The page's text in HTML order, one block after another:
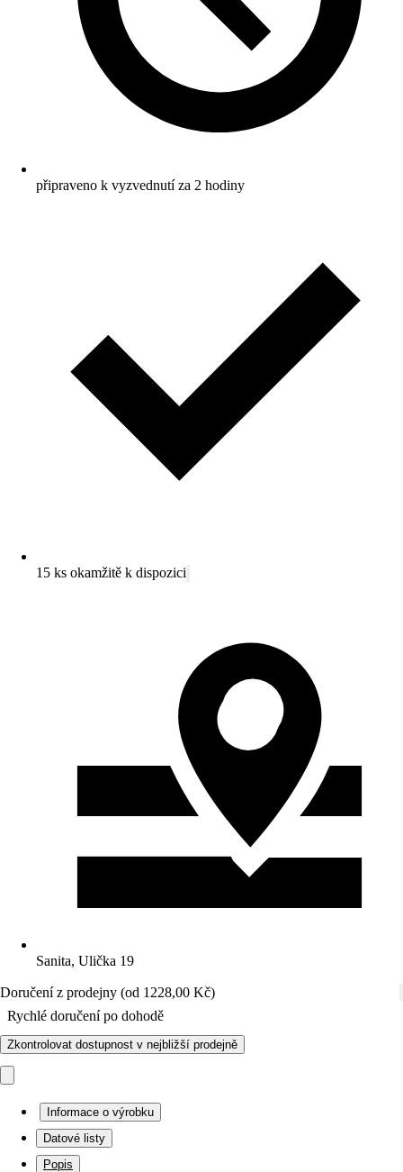
připraveno k vyzvednutí za 2 hodiny
15 ks okamžitě k dispozici
Sanita, Ulička 19
Doručení z prodejny (od 1228,00 Kč)
Rychlé doručení po dohodě
Zkontrolovat dostupnost v nejbližší prodejně
Informace o výrobku
Datové listy
Popis